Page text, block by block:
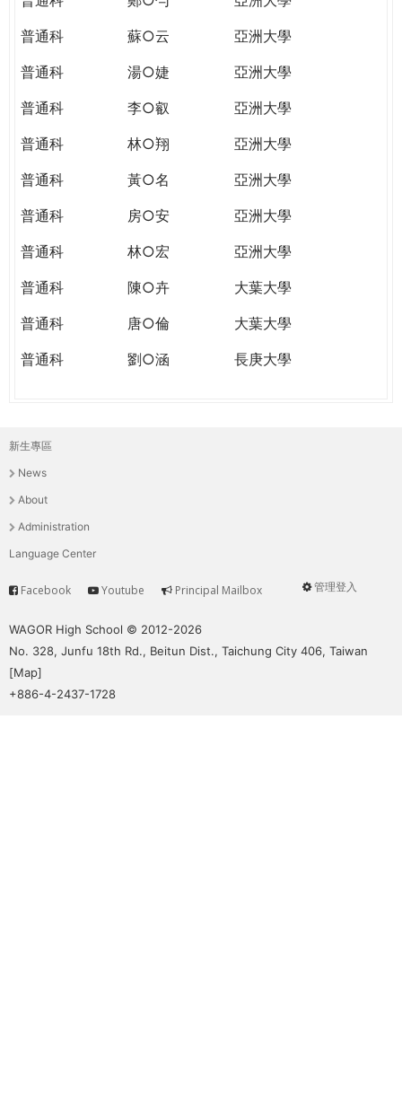
普通科
蘇○云
亞洲大學
普通科
湯○婕
亞洲大學
普通科
李○叡
亞洲大學
普通科
林○翔
亞洲大學
普通科
黃○名
亞洲大學
普通科
房○安
亞洲大學
普通科
林○宏
亞洲大學
普通科
陳○卉
大葉大學
普通科
唐○倫
大葉大學
普通科
劉○涵 長庚大學
主
選
單
新生專區
News
About
Administration
Language Center
User
管理登入
Service
Facebook Youtube Principal Mailbox
WAGOR High School © 2012-2026
No. 328, Junfu 18th Rd., Beitun Dist., Taichung City 406, Taiwan
[Map]
+886-4-2437-1728